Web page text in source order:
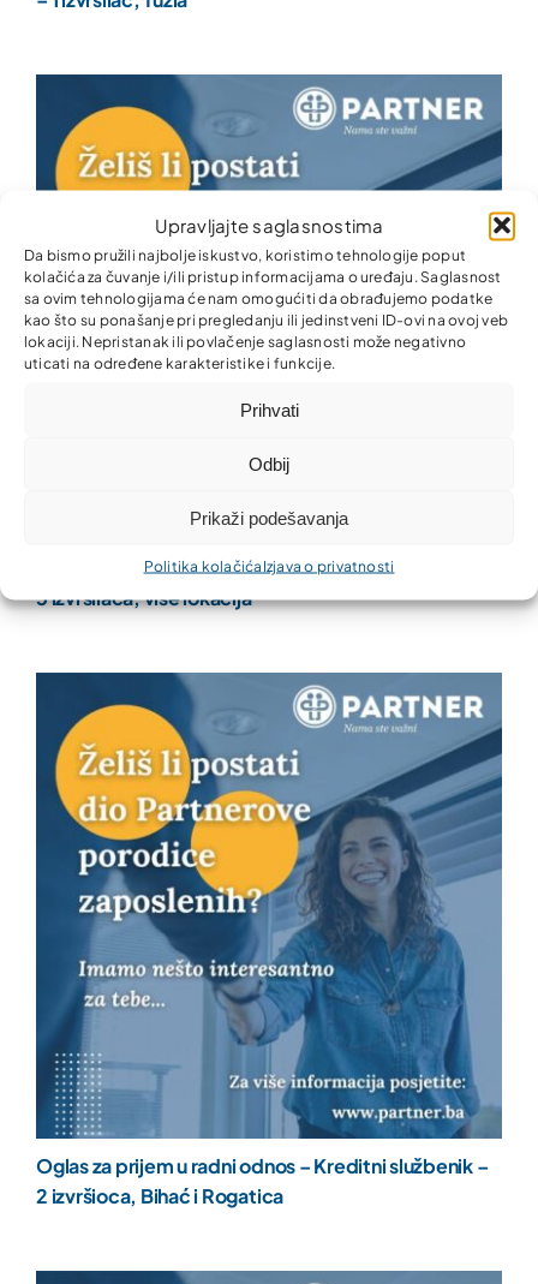
Upravljajte saglasnostima
Da bismo pružili najbolje iskustvo, koristimo tehnologije poput
kolačića za čuvanje i/ili pristup informacijama o uređaju. Saglasnost
sa ovim tehnologijama će nam omogućiti da obrađujemo podatke
kao što su ponašanje pri pregledanju ili jedinstveni ID-ovi na ovoj veb
lokaciji. Nepristanak ili povlačenje saglasnosti može negativno
uticati na određene karakteristike i funkcije.
Prihvati
Odbij
Prikaži podešavanja
Politika kolačića Izjava o privatnosti
Oglas za prijem u radni odnos – Kreditni službenik –
5 izvršilaca, više lokacija
Oglas za prijem u radni odnos – Kreditni službenik –
2 izvršioca, Bihać i Rogatica